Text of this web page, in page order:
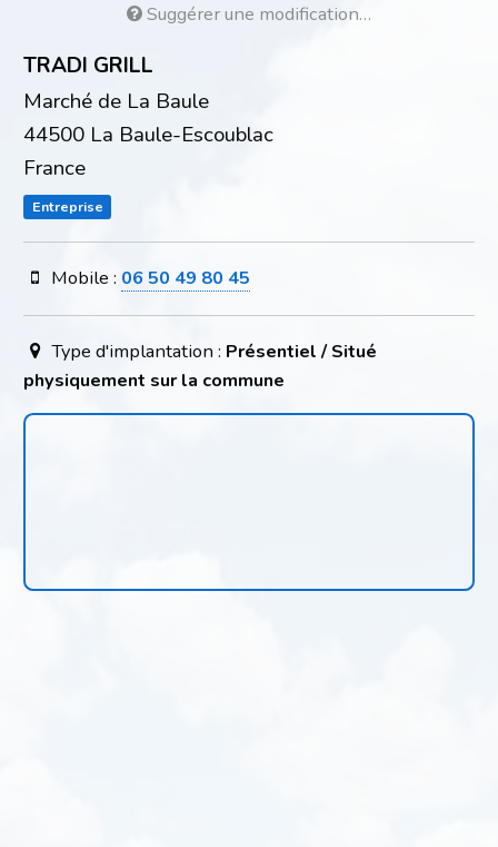
Suggérer une modification…
TRADI GRILL
Marché de La Baule
44500 La Baule-Escoublac
France
Entreprise
Mobile : 06 50 49 80 45
Type d'implantation : Présentiel / Situé
physiquement sur la commune